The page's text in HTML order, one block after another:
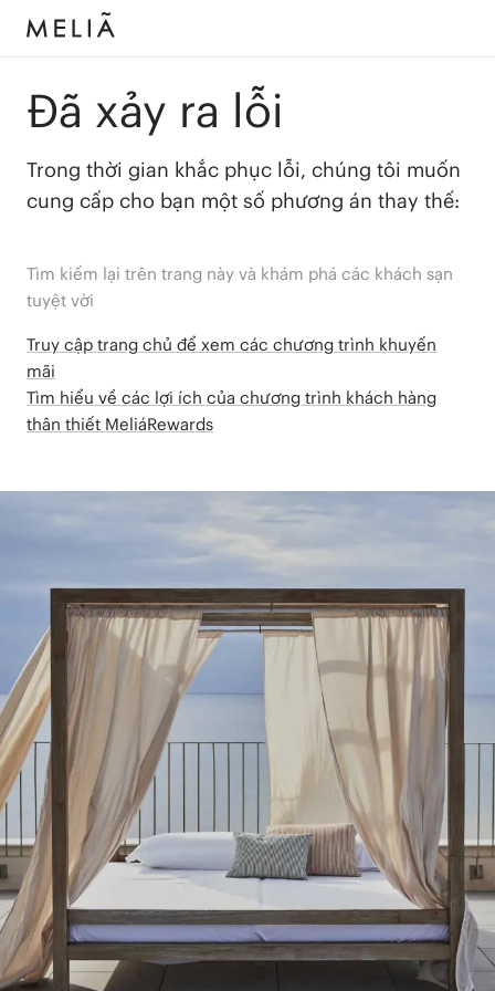
Đã xảy ra lỗi
Trong thời gian khắc phục lỗi, chúng tôi muốn
cung cấp cho bạn một số phương án thay thế:
Tìm kiếm lại trên trang này và khám phá các khách sạn
tuyệt vời
Truy cập trang chủ để xem các chương trình khuyến
mãi
Tìm hiểu về các lợi ích của chương trình khách hàng
thân thiết MeliáRewards